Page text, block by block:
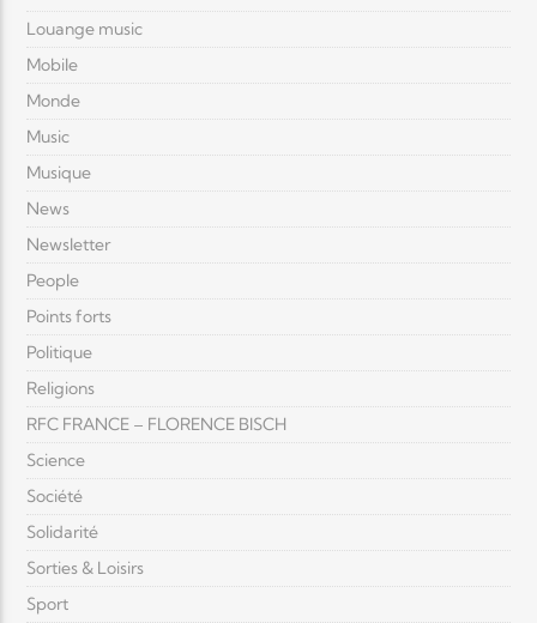
Louange music
Mobile
Monde
Music
Musique
News
Newsletter
People
Points forts
Politique
Religions
RFC FRANCE – FLORENCE BISCH
Science
Société
Solidarité
Sorties & Loisirs
Sport